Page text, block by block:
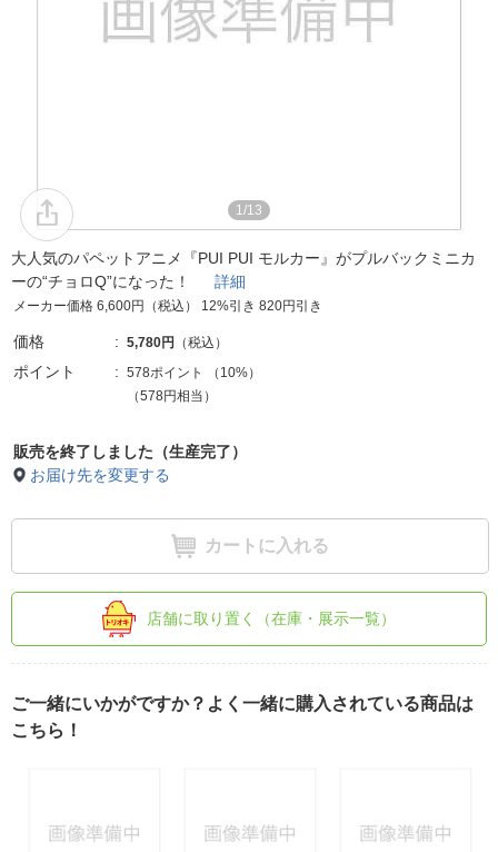
1/13
大人気のパペットアニメ『PUI PUI モルカー』がプルバックミニカ
ーの“チョロQ”になった！ 詳細
メーカー価格 6,600円（税込） 12%引き 820円引き
価格 5,780円 （税込）
ポイント 578ポイント （ 10%）
（578円相当）
販売を終了しました（生産完了）
お届け先を変更する
カートに入れる
店舗に取り置く（在庫・展示一覧）
ご一緒にいかがですか？よく一緒に購入されている商品は
こちら！